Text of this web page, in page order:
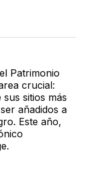
Patrimonio
crucial:
sitios más
añadidos a
Este año,